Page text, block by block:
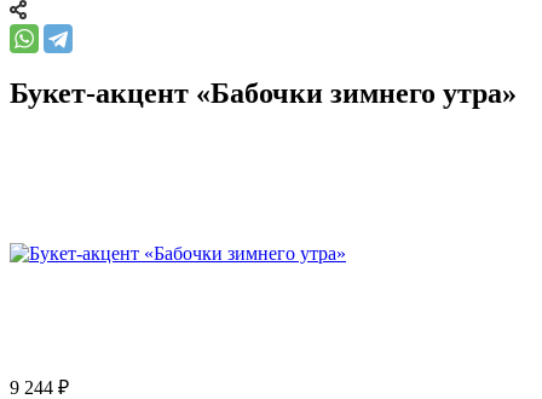
Букет-акцент «Бабочки зимнего утра»
9 244 ₽